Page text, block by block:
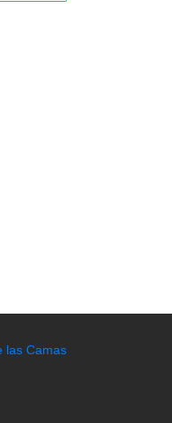
las Camas